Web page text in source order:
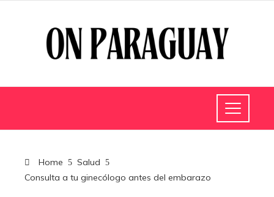
Home
Salud
Consulta a tu ginecólogo antes del embarazo